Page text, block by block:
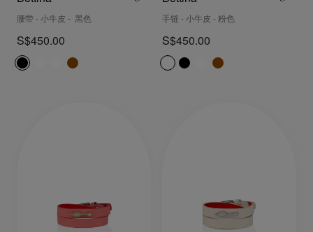
腰带 - 小牛皮 - 黑色
S$450.00
手链 - 小牛皮 - 粉色
S$450.00